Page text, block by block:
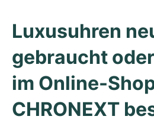
Luxusuhren
gebraucht
im Online-
CHRONEXT